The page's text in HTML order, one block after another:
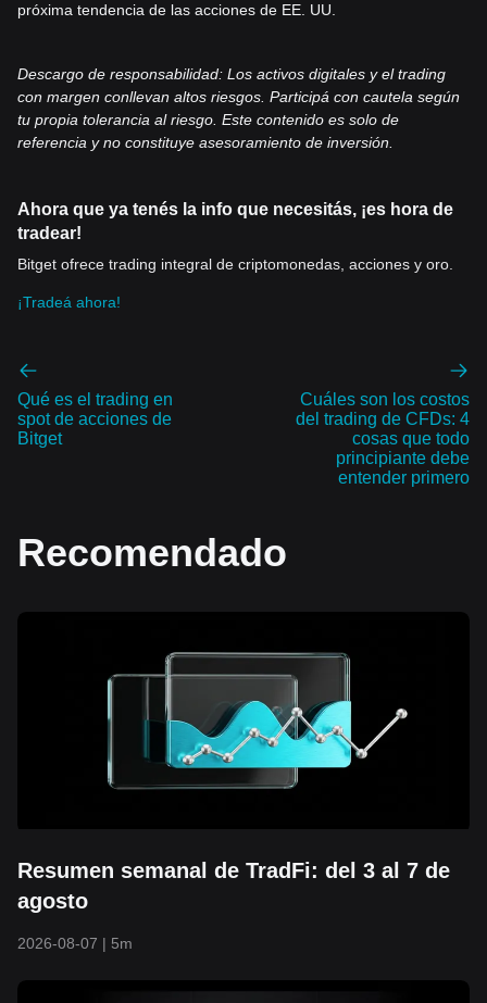
próxima tendencia de las acciones de EE. UU.
Descargo de responsabilidad: Los activos digitales y el trading
con margen conllevan altos riesgos. Participá con cautela según
tu propia tolerancia al riesgo. Este contenido es solo de
referencia y no constituye asesoramiento de inversión.
Ahora que ya tenés la info que necesitás, ¡es hora de
tradear!
Bitget ofrece trading integral de criptomonedas, acciones y oro.
¡Tradeá ahora!
Qué es el trading en
spot de acciones de
Bitget
Cuáles son los costos
del trading de CFDs: 4
cosas que todo
principiante debe
entender primero
Recomendado
Resumen semanal de TradFi: del 3 al 7 de
agosto
2026-08-07 | 5m